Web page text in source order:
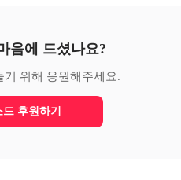
음에 드셨나요?
기 위해 응원해주세요.
후원하기